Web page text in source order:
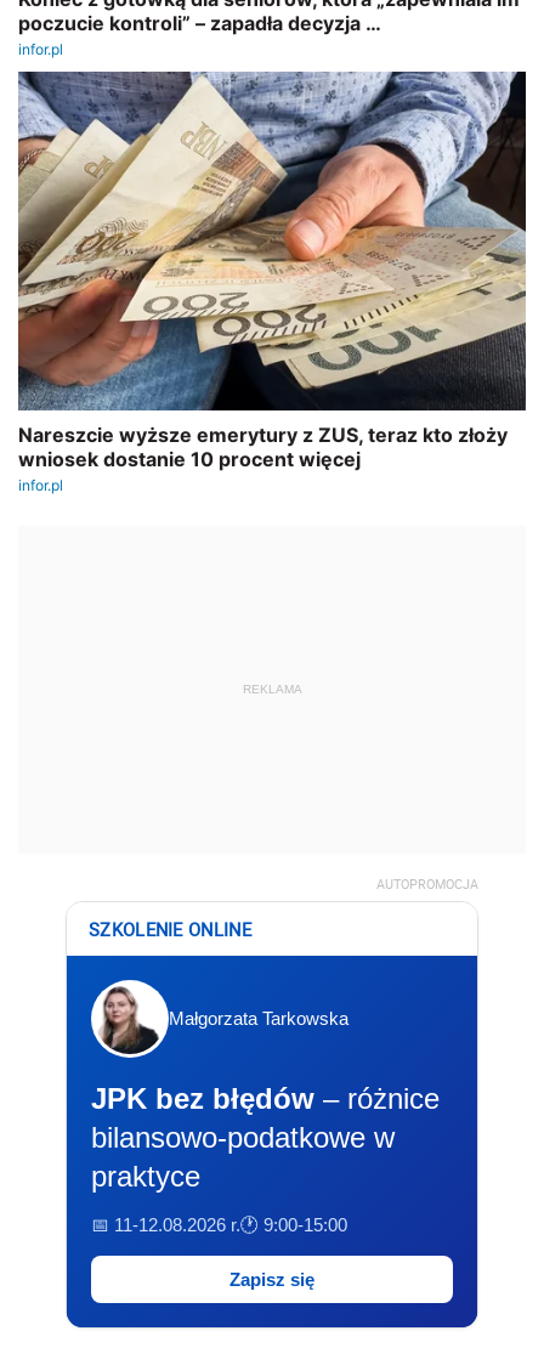
REKLAMA
AUTOPROMOCJA
SZKOLENIE ONLINE
Małgorzata Tarkowska
JPK bez błędów – różnice
bilansowo-podatkowe w
praktyce
📅 11-12.08.2026 r.🕐 9:00-15:00
Zapisz się